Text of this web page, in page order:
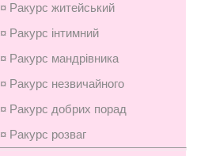
¤ Ракурс житейський
¤ Ракурс інтимний
¤ Ракурс мандрівника
¤ Ракурс незвичайного
¤ Ракурс добрих порад
¤ Ракурс розваг